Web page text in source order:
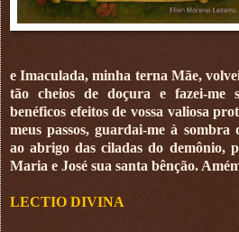
e Imaculada, minha terna Mãe,
tão cheios de doçura e fazei-me
benéficos efeitos de vossa valiosa
meus passos, guardai-me à sombra
ao abrigo das ciladas do demônio,
Maria e José sua santa bênção.
LECTIO DIVINA